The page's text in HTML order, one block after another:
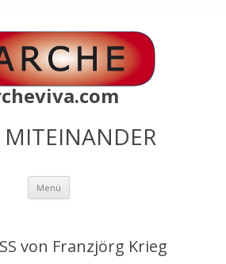
Menü Zum
springen
von Franzjörg Krieg